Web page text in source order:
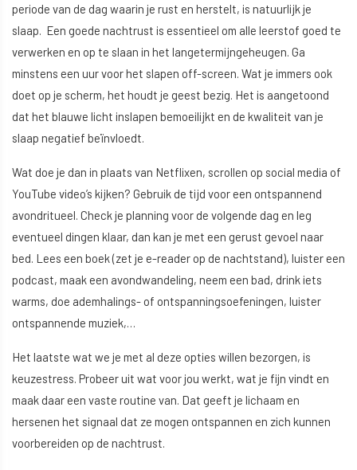
periode van de dag waarin je rust en herstelt, is natuurlijk je
slaap. Een goede nachtrust is essentieel om alle leerstof goed te
verwerken en op te slaan in het langetermijngeheugen. Ga
minstens een uur voor het slapen off-screen. Wat je immers ook
doet op je scherm, het houdt je geest bezig. Het is aangetoond
dat het blauwe licht inslapen bemoeilijkt en de kwaliteit van je
slaap negatief beïnvloedt.
Wat doe je dan in plaats van Netflixen, scrollen op social media of
YouTube video’s kijken? Gebruik de tijd voor een ontspannend
avondritueel. Check je planning voor de volgende dag en leg
eventueel dingen klaar, dan kan je met een gerust gevoel naar
bed. Lees een boek (zet je e-reader op de nachtstand), luister een
podcast, maak een avondwandeling, neem een bad, drink iets
warms, doe ademhalings- of ontspanningsoefeningen, luister
ontspannende muziek,…
Het laatste wat we je met al deze opties willen bezorgen, is
keuzestress. Probeer uit wat voor jou werkt, wat je fijn vindt en
maak daar een vaste routine van. Dat geeft je lichaam en
hersenen het signaal dat ze mogen ontspannen en zich kunnen
voorbereiden op de nachtrust.